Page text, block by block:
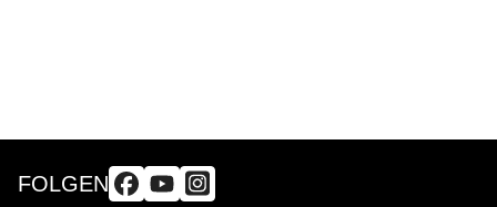
FOLGEN